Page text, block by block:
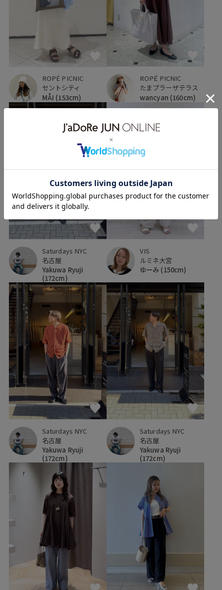
ROPÉ PICNIC
セントシティ
MÅI (153cm)
ROPÉ PICNIC
たまプラーザテラス
wancyan (160cm)
Saturdays NYC
名古屋
Yakuwa Ryuji
(172cm)
VIS
ルミネ大宮
ゆーみ (150cm)
Saturdays NYC
名古屋
Yakuwa Ryuji
(172cm)
Saturdays NYC
名古屋
Yakuwa Ryuji
(172cm)